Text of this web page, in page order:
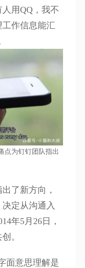
用QQ，我不
作信息能汇
点为钉钉团队指出
了新方向，
定从沟通入
年5月26日，
。
面意思理解是